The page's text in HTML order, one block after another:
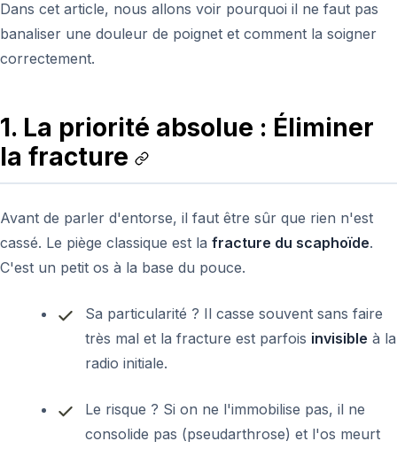
Dans cet article, nous allons voir pourquoi il ne faut pas
banaliser une douleur de poignet et comment la soigner
correctement.
1. La priorité absolue : Éliminer
la fracture
Avant de parler d'entorse, il faut être sûr que rien n'est
cassé. Le piège classique est la fracture du scaphoïde.
C'est un petit os à la base du pouce.
Sa particularité ? Il casse souvent sans faire
très mal et la fracture est parfois invisible à la
radio initiale.
Le risque ? Si on ne l'immobilise pas, il ne
consolide pas (pseudarthrose) et l'os meurt